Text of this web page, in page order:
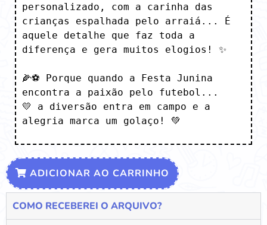
personalizado, com a carinha das
crianças espalhada pelo arraiá... É
aquele detalhe que faz toda a
diferença e gera muitos elogios! ✨
🌽⚽ Porque quando a Festa Junina
encontra a paixão pelo futebol...
💛 a diversão entra em campo e a
alegria marca um golaço! 💚
ADICIONAR AO CARRINHO
COMO RECEBEREI O ARQUIVO?